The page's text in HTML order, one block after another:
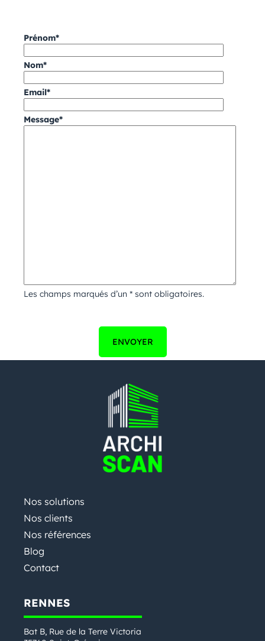
Prénom*
Nom*
Email*
Message*
Les champs marqués d’un * sont obligatoires.
Nos solutions
Nos clients
Nos références
Blog
Contact
RENNES
Bat B, Rue de la Terre Victoria